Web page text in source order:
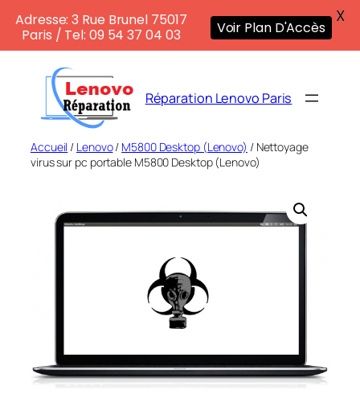
contenu
Réparation Lenovo Paris
Accueil / Lenovo/ M5800 Desktop (Lenovo) / Nettoyage
virus sur pc portable M5800 Desktop (Lenovo)
Adresse: 3 Rue Brunel 75017
Paris / Tel: 09 54 37 04 03
Voir Plan D'Accès
X